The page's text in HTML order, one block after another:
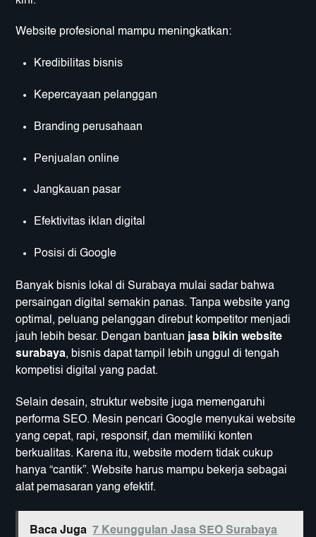
Website profesional mampu meningkatkan:
Kredibilitas bisnis
Kepercayaan pelanggan
Branding perusahaan
Penjualan online
Jangkauan pasar
Efektivitas iklan digital
Posisi di Google
Banyak bisnis lokal di Surabaya mulai sadar bahwa
persaingan digital semakin panas. Tanpa website yang
optimal, peluang pelanggan direbut kompetitor menjadi
jauh lebih besar. Dengan bantuan jasa bikin website
surabaya, bisnis dapat tampil lebih unggul di tengah
kompetisi digital yang padat.
Selain desain, struktur website juga memengaruhi
performa SEO. Mesin pencari Google menyukai website
yang cepat, rapi, responsif, dan memiliki konten
berkualitas. Karena itu, website modern tidak cukup
hanya “cantik”. Website harus mampu bekerja sebagai
alat pemasaran yang efektif.
Baca Juga 7 Keunggulan Jasa SEO Surabaya